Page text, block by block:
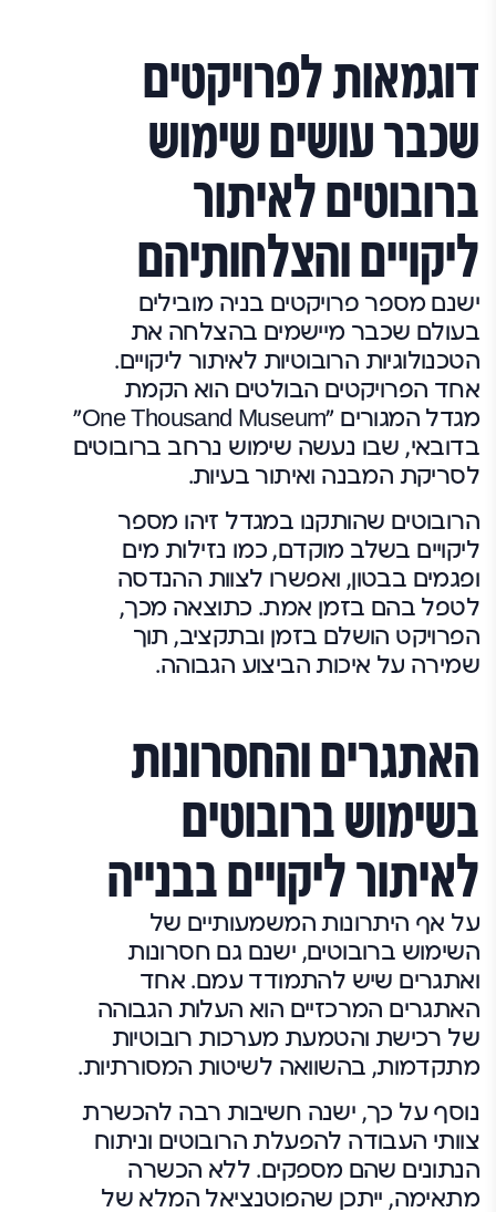
דוגמאות לפרויקטים
שכבר עושים שימוש
ברובוטים לאיתור
ליקויים והצלחותיהם
ישנם מספר פרויקטים בניה מובילים
בעולם שכבר מיישמים בהצלחה את
הטכנולוגיות הרובוטיות לאיתור ליקויים.
אחד הפרויקטים הבולטים הוא הקמת
מגדל המגורים "One Thousand Museum"
בדובאי, שבו נעשה שימוש נרחב ברובוטים
לסריקת המבנה ואיתור בעיות.
הרובוטים שהותקנו במגדל זיהו מספר
ליקויים בשלב מוקדם, כמו נזילות מים
ופגמים בבטון, ואפשרו לצוות ההנדסה
לטפל בהם בזמן אמת. כתוצאה מכך,
הפרויקט הושלם בזמן ובתקציב, תוך
שמירה על איכות הביצוע הגבוהה.
האתגרים והחסרונות
בשימוש ברובוטים
לאיתור ליקויים בבנייה
על אף היתרונות המשמעותיים של
השימוש ברובוטים, ישנם גם חסרונות
ואתגרים שיש להתמודד עמם. אחד
האתגרים המרכזיים הוא העלות הגבוהה
של רכישת והטמעת מערכות רובוטיות
מתקדמות, בהשוואה לשיטות המסורתיות.
נוסף על כך, ישנה חשיבות רבה להכשרת
צוותי העבודה להפעלת הרובוטים וניתוח
הנתונים שהם מספקים. ללא הכשרה
מתאימה, ייתכן שהפוטנציאל המלא של